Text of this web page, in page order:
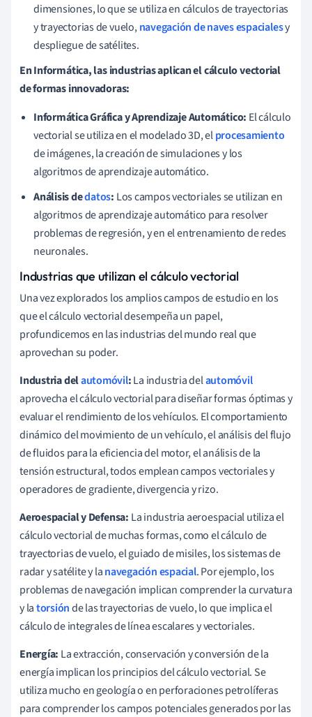
dimensiones, lo que se utiliza en cálculos de trayectorias
y trayectorias de vuelo,navegación de naves espacialesy
despliegue de satélites.
En Informática, las industrias aplican el cálculo vectorial
de formas innovadoras:
Informática Gráfica y Aprendizaje Automático: El cálculo
vectorial se utiliza en el modelado 3D, elprocesamiento
de imágenes, la creación de simulaciones y los
algoritmos de aprendizaje automático.
Análisis dedatos: Los campos vectoriales se utilizan en
algoritmos de aprendizaje automático para resolver
problemas de regresión, y en el entrenamiento de redes
neuronales.
Industrias que utilizan el cálculo vectorial
Una vez explorados los amplios campos de estudio en los
que el cálculo vectorial desempeña un papel,
profundicemos en las industrias del mundo real que
aprovechan su poder.
Industria delautomóvil:La industria delautomóvil
aprovecha el cálculo vectorial para diseñar formas óptimas y
evaluar el rendimiento de los vehículos. El comportamiento
dinámico del movimiento de un vehículo, el análisis del flujo
de fluidos para la eficiencia del motor, el análisis de la
tensión estructural, todos emplean campos vectoriales y
operadores de gradiente, divergencia y rizo.
Aeroespacial y Defensa: La industria aeroespacial utiliza el
cálculo vectorial de muchas formas, como el cálculo de
trayectorias de vuelo, el guiado de misiles, los sistemas de
radar y satélite y lanavegación espacial. Por ejemplo, los
problemas de navegación implican comprender la curvatura
y latorsiónde las trayectorias de vuelo, lo que implica el
cálculo de integrales de línea escalares y vectoriales.
Energía: La extracción, conservación y conversión de la
energía implican los principios del cálculo vectorial. Se
utiliza mucho en geología o en perforaciones petrolíferas
para comprender los campos potenciales generados por las